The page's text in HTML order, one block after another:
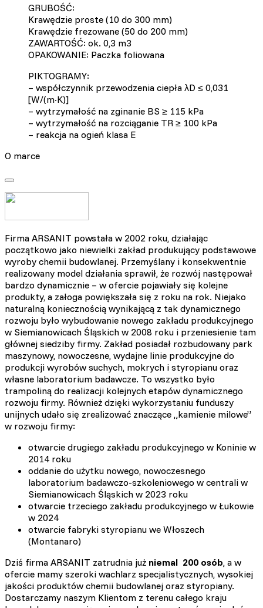
GRUBOŚĆ:
Krawędzie proste (10 do 300 mm)
Krawędzie frezowane (50 do 200 mm)
ZAWARTOŚĆ: ok. 0,3 m3
OPAKOWANIE: Paczka foliowana
PIKTOGRAMY:
– współczynnik przewodzenia ciepła λD ≤ 0,031
[W/(m·K)]
– wytrzymałość na zginanie BS ≥ 115 kPa
– wytrzymałość na rozciąganie TR ≥ 100 kPa
– reakcja na ogień klasa E
O marce
Firma ARSANIT powstała w 2002 roku, działając
początkowo jako niewielki zakład produkujący podstawowe
wyroby chemii budowlanej. Przemyślany i konsekwentnie
realizowany model działania sprawił, że rozwój następował
bardzo dynamicznie – w ofercie pojawiały się kolejne
produkty, a załoga powiększała się z roku na rok. Niejako
naturalną koniecznością wynikającą z tak dynamicznego
rozwoju było wybudowanie nowego zakładu produkcyjnego
w Siemianowicach Śląskich w 2008 roku i przeniesienie tam
głównej siedziby firmy. Zakład posiadał rozbudowany park
maszynowy, nowoczesne, wydajne linie produkcyjne do
produkcji wyrobów suchych, mokrych i styropianu oraz
własne laboratorium badawcze. To wszystko było
trampoliną do realizacji kolejnych etapów dynamicznego
rozwoju firmy. Również dzięki wykorzystaniu funduszy
unijnych udało się zrealizować znaczące „kamienie milowe”
w rozwoju firmy:
otwarcie drugiego zakładu produkcyjnego w Koninie w
2014 roku
oddanie do użytku nowego, nowoczesnego
laboratorium badawczo-szkoleniowego w centrali w
Siemianowicach Śląskich w 2023 roku
otwarcie trzeciego zakładu produkcyjnego w Łukowie
w 2024
otwarcie fabryki styropianu we Włoszech
(Montanaro)
Dziś firma ARSANIT zatrudnia już niemal 200 osób, a w
ofercie mamy szeroki wachlarz specjalistycznych, wysokiej
jakości produktów chemii budowlanej oraz styropiany.
Dostarczamy naszym Klientom z terenu całego kraju